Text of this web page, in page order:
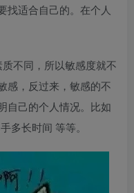
找适合自己的。在个人
不同，所以敏感度就不
感，反过来，敏感的不
自己的个人情况。比如
多长时间 等等。